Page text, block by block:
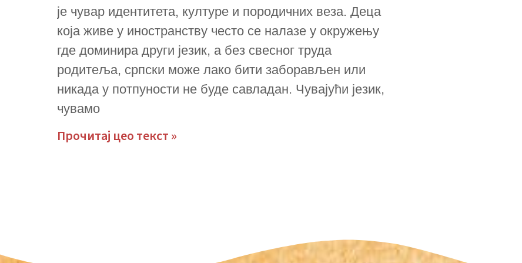
је чувар идентитета, културе и породичних веза. Деца
која живе у иностранству често се налазе у окружењу
где доминира други језик, а без свесног труда
родитеља, српски може лако бити заборављен или
никада у потпуности не буде савладан. Чувајући језик,
чувамо
Прочитај цео текст »